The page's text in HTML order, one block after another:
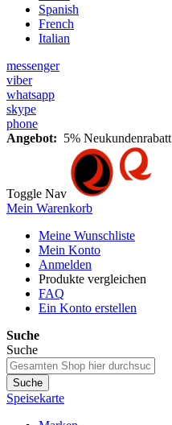
Spanish
French
Italian
messenger
viber
whatsapp
skype
phone
Angebot: 5% Neukundenrabatt
Toggle Nav
Mein Warenkorb
Meine Wunschliste
Mein Konto
Anmelden
Produkte vergleichen
FAQ
Ein Konto erstellen
Suche
Suche
Suche
Speisekarte